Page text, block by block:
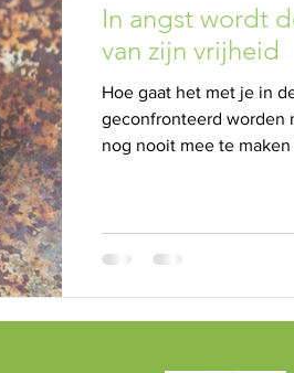
In angst wordt
van zijn vrijheid
Hoe gaat het met je in
geconfronteerd worden
nog nooit mee te